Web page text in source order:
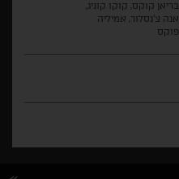
בריאן קוקס, קוקו קוניג,
אנה צ'נסלור, אמיליה
פוקס